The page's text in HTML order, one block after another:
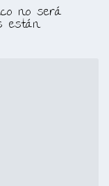
no será
están